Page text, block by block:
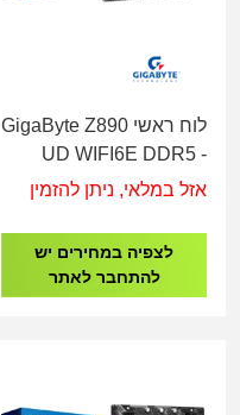
לוח ראשי GigaByte Z890
UD WIFI6E DDR5 -
Socket 1851
אזל במלאי, ניתן להזמין
לצפיה במחירים יש
להתחבר לאתר